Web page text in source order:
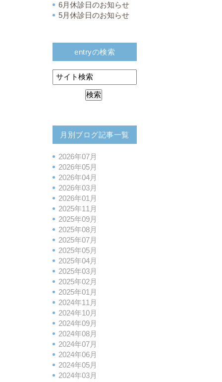
6月休診日のお知らせ
5月休診日のお知らせ
entryの検索
月別ブログ記事一覧
2026年07月
2026年05月
2026年04月
2026年03月
2026年01月
2025年11月
2025年09月
2025年08月
2025年07月
2025年05月
2025年04月
2025年03月
2025年02月
2025年01月
2024年11月
2024年10月
2024年09月
2024年08月
2024年07月
2024年06月
2024年05月
2024年03月